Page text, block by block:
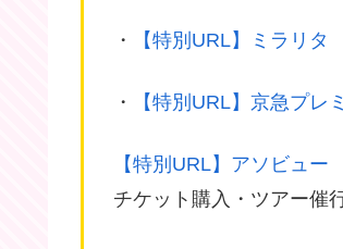
・ 【特別URL】ミラリタ
・ 【特別URL】京急プレ
【特別URL】アソビュー
チケット購入・ツアー催